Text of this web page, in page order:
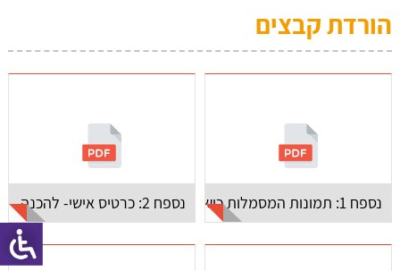
הורדת קבצים
נספח 1: תמונות המסמלות כישרונות נספח 2: כרטיס אישי- להכנה